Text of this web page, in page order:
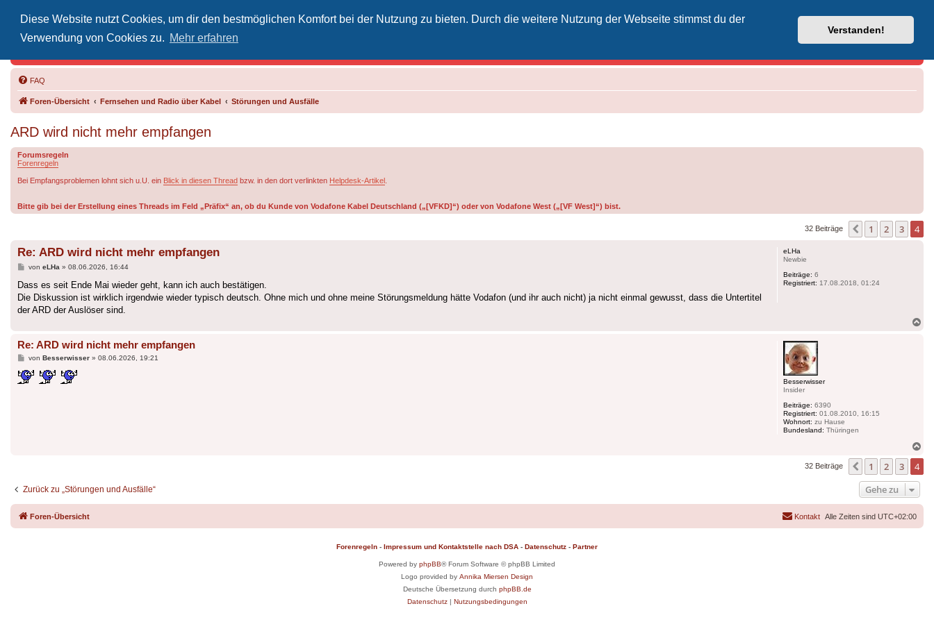
Diese Website nutzt Cookies, um dir den bestmöglichen Komfort bei der Nutzung zu bieten. Durch die weitere Nutzung der Webseite stimmst du der
Verwendung von Cookies zu. Mehr erfahren
Verstanden!
Vodafone-Kabel-Helpdesk
FAQ
Foren-Übersicht Fernsehen und Radio über Kabel Störungen und Ausfälle
ARD wird nicht mehr empfangen
Forumsregeln
Forenregeln
Bei Empfangsproblemen lohnt sich u.U. ein Blick in diesen Thread bzw. in den dort verlinkten Helpdesk-Artikel
Bitte gib bei der Erstellung eines Threads im Feld „Präfix“ an, ob du Kunde von Vodafone Kabel Deutschland („[VFKD]“) oder von Vodafone West („[VF West]“) bist.
32 Beiträge Vorherige
1 2 3 4
eLHa
Newbie
Beiträge: 6
Registriert: 17.08.2018, 01:24
Re: ARD wird nicht mehr empfangen
Beitrag
von eLHa » 08.06.2026, 16:44
Dass es seit Ende Mai wieder geht, kann ich auch bestätigen.
Die Diskussion ist wirklich irgendwie wieder typisch deutsch. Ohne mich und ohne meine Störungsmeldung hätte Vodafon (und ihr auch nicht) ja nicht einmal gewusst, dass die Untertitel
der ARD der Auslöser sind.
Besserwisser
Insider
Beiträge: 6390
Registriert: 01.08.2010, 16:15
Wohnort: zu Hause
Bundesland: Thüringen
Re: ARD wird nicht mehr empfangen
Beitrag
von Besserwisser» 08.06.2026, 19:21
32 Beiträge Vorherige
1 2 3 4
Zurück zu „Störungen und Ausfälle“ Gehe zu
Foren-Übersicht Alle Zeiten sind UTC+02:00
Kontakt
Forenregeln - Impressum und Kontaktstelle nach DSA - Datenschutz - Partner
Powered by phpBB® Forum Software © phpBB Limited
Logo provided by Annika Miersen Design
Deutsche Übersetzung durch phpBB.de
Datenschutz| Nutzungsbedingungen